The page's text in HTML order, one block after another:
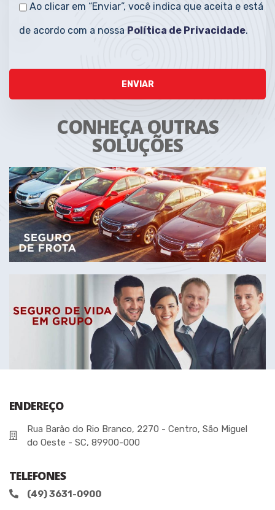
Ao clicar em “Enviar”, você indica que aceita e está
de acordo com a nossa Política de Privacidade.
CONHEÇA OUTRAS
SOLUÇÕES
ENDEREÇO
Rua Barão do Rio Branco, 2270 - Centro, São Miguel
do Oeste - SC, 89900-000
TELEFONES
(49) 3631-0900